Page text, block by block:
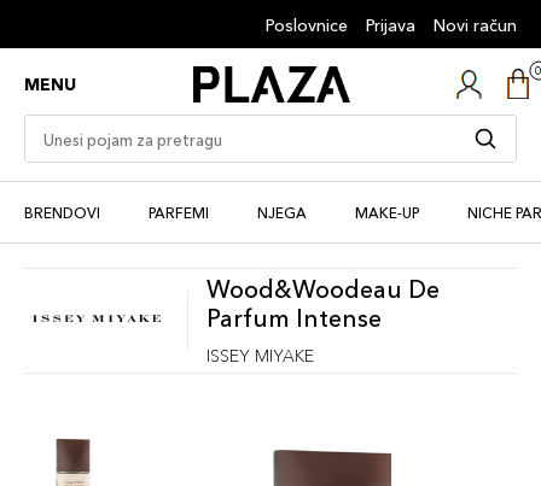
Poslovnice Prijava Novi račun
MENU
BRENDOVI PARFEMI NJEGA MAKE-UP NICHE
Wood&Woodeau De
Parfum Intense
ISSEY MIYAKE